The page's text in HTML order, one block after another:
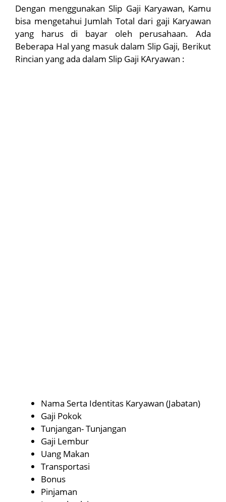
Dengan menggunakan Slip Gaji Karyawan, Kamu
bisa mengetahui Jumlah Total dari gaji Karyawan
yang harus di bayar oleh perusahaan. Ada
Beberapa Hal yang masuk dalam Slip Gaji, Berikut
Rincian yang ada dalam Slip Gaji KAryawan :
Nama Serta Identitas Karyawan (Jabatan)
Gaji Pokok
Tunjangan- Tunjangan
Gaji Lembur
Uang Makan
Transportasi
Bonus
Pinjaman